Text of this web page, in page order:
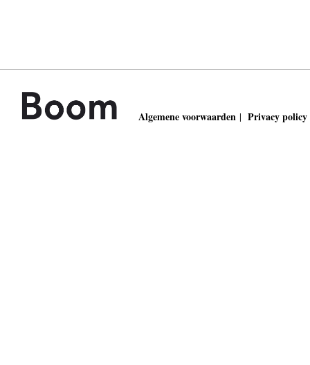
Algemene voorwaarden | Privacy policy